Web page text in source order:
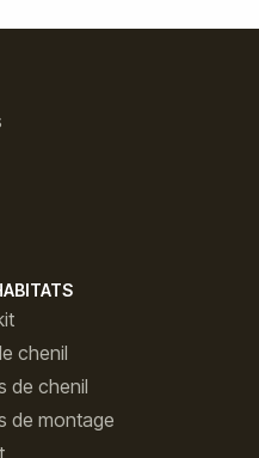
chenil
de chenil
de montage